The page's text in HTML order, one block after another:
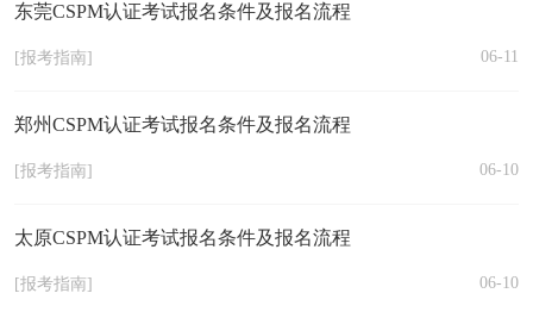
东莞CSPM认证考试报名条件及报名流程
[报考指南] 06-11
郑州CSPM认证考试报名条件及报名流程
[报考指南] 06-10
太原CSPM认证考试报名条件及报名流程
[报考指南] 06-10